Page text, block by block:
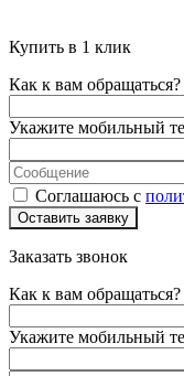
Купить в 1 клик
Как к вам обращаться?
Укажите мобильный
Соглашаюсь с
Оставить заявку
Заказать звонок
Как к вам обращаться?
Укажите мобильный